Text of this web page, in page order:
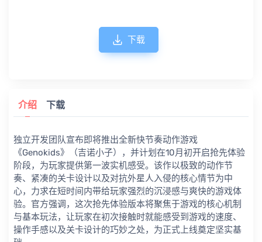
下载
介绍 下载
独立开发团队宣布即将推出全新快节奏动作游戏
《Genokids》（吉诺小子），并计划在10月初开启抢先体验
阶段，为玩家提供第一波实机感受。该作以极致的动作节
奏、紧凑的关卡设计以及对抗外星人入侵的核心情节为中
心，力求在短时间内带给玩家强烈的沉浸感与爽快的游戏体
验。官方强调，这次抢先体验版本将聚焦于游戏的核心机制
与基本玩法，让玩家在初次接触时就能感受到游戏的速度、
操作手感以及关卡设计的巧妙之处，为正式上线奠定坚实基